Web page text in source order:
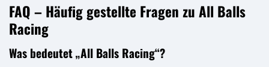
FAQ – Häufig gestellte Fragen zu All Balls
Racing
Was bedeutet „All Balls Racing“?